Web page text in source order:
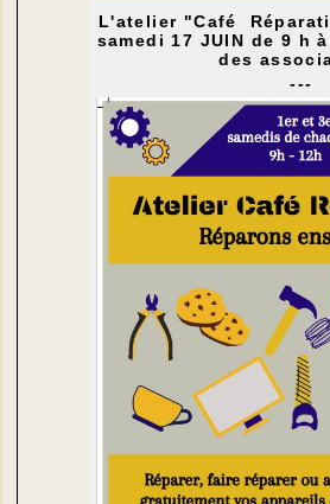
L'atelier "Café
samedi 17 JUIN de 9 h
des
---